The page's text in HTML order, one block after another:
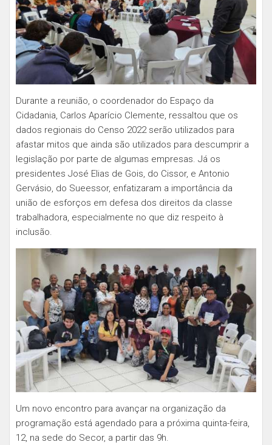
Durante a reunião, o coordenador do Espaço da
Cidadania, Carlos Aparício Clemente, ressaltou que os
dados regionais do Censo 2022 serão utilizados para
afastar mitos que ainda são utilizados para descumprir a
legislação por parte de algumas empresas. Já os
presidentes José Elias de Gois, do Cissor, e Antonio
Gervásio, do Sueessor, enfatizaram a importância da
união de esforços em defesa dos direitos da classe
trabalhadora, especialmente no que diz respeito à
inclusão.
Um novo encontro para avançar na organização da
programação está agendado para a próxima quinta-feira,
12, na sede do Secor, a partir das 9h.